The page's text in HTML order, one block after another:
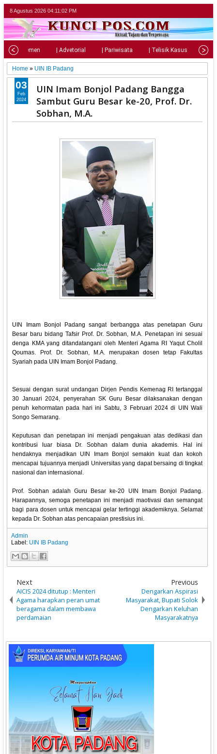
8 Agustus 2026 04:11:04 PM
| Parlemen | Advetorial | Pariwisata | Telisik Kasus |
Home » UIN IB Padang
UIN Imam Bonjol Padang Bangga
Sambut Guru Besar ke-20, Prof. Dr.
Sobhan, M.A.
UIN Imam Bonjol Padang sangat berbangga atas penetapan Guru
Besar baru bidang Tafsir Prof. Dr. Sobhan, M.A. Penetapan ini sesuai
denga KMA yang ditandatangani oleh Menteri Agama RI Yaqut Cholil
Qoumas. Prof. Dr. Sobhan, M.A. merupakan dosen tetap Fakultas
Syariah pada UIN Imam Bonjol Padang.
Sesuai dengan surat undangan Dirjen Pendis Kemenag RI tertanggal
30 Januari 2024, penyerahan SK Guru Besar dilaksanakan dengan
penuh kehormatan pada hari ini Sabtu, 3 Februari 2024 di UIN Wali
Songo Semarang.
Keputusan dan penetapan ini menjadi pengakuan atas dedikasi dan
kontribusi luar biasa Dr. Sobhan dalam dunia akademis. Hal ini
hendaknya menjadikan UIN Imam Bonjol semakin kuat dan kokoh
mencapai tujuannya menjadi Universitas yang dapat bersaing di tingkat
nasional dan internasional.
Prof. Sobhan adalah Guru Besar ke-20 UIN Imam Bonjol Padang.
Harapannya, semoga penetapan ini menjadi maotivasi dan semangat
bagi para dosen untuk mencapai gelar tertinggi akademiknya. Selamat
kepada Dr. Sobhan atas pencapaian prestisius ini.
03
Feb
2024
Admin
Label: UIN IB Padang
Next
AICIS 2024 ditutup : Menteri
Agama harapkan peran umat
beragama dalam membawa
perdamaian
Previous
Dengarkan Aspirasi
Masyarakat, Bupati Solok
Dengarkan Keluhan
Masyarakatnya